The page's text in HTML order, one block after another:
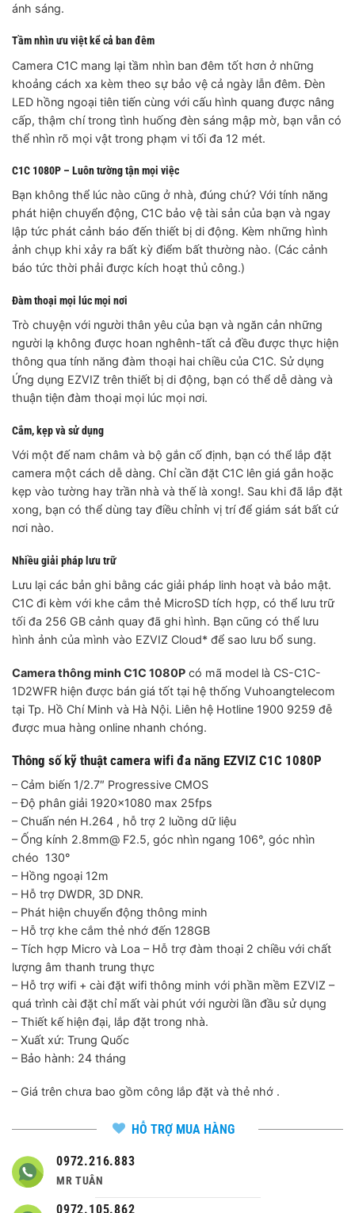
ánh sáng.
Tầm nhìn ưu việt kể cả ban đêm
Camera C1C mang lại tầm nhìn ban đêm tốt hơn ở những
khoảng cách xa kèm theo sự bảo vệ cả ngày lẫn đêm. Đèn
LED hồng ngoại tiên tiến cùng với cấu hình quang được nâng
cấp, thậm chí trong tình huống đèn sáng mập mờ, bạn vẫn có
thể nhìn rõ mọi vật trong phạm vi tối đa 12 mét.
C1C 1080P – Luôn tường tận mọi việc
Bạn không thể lúc nào cũng ở nhà, đúng chứ? Với tính năng
phát hiện chuyển động, C1C bảo vệ tài sản của bạn và ngay
lập tức phát cảnh báo đến thiết bị di động. Kèm những hình
ảnh chụp khi xảy ra bất kỳ điểm bất thường nào. (Các cảnh
báo tức thời phải được kích hoạt thủ công.)
Đàm thoại mọi lúc mọi nơi
Trò chuyện với người thân yêu của bạn và ngăn cản những
người lạ không được hoan nghênh-tất cả đều được thực hiện
thông qua tính năng đàm thoại hai chiều của C1C. Sử dụng
Ứng dụng EZVIZ trên thiết bị di động, bạn có thể dễ dàng và
thuận tiện đàm thoại mọi lúc mọi nơi.
Cắm, kẹp và sử dụng
Với một đế nam châm và bộ gắn cố định, bạn có thể lắp đặt
camera một cách dễ dàng. Chỉ cần đặt C1C lên giá gắn hoặc
kẹp vào tường hay trần nhà và thế là xong!. Sau khi đã lắp đặt
xong, bạn có thể dùng tay điều chỉnh vị trí để giám sát bất cứ
nơi nào.
Nhiều giải pháp lưu trữ
Lưu lại các bản ghi bằng các giải pháp linh hoạt và bảo mật.
C1C đi kèm với khe cắm thẻ MicroSD tích hợp, có thể lưu trữ
tối đa 256 GB cảnh quay đã ghi hình. Bạn cũng có thể lưu
hình ảnh của mình vào EZVIZ Cloud* để sao lưu bổ sung.
Camera thông minh C1C 1080P có mã model là CS-C1C-
1D2WFR hiện được bán giá tốt tại hệ thống Vuhoangtelecom
tại Tp. Hồ Chí Minh và Hà Nội. Liên hệ Hotline 1900 9259 đễ
được mua hàng online nhanh chóng.
Thông số kỹ thuật camera wifi đa năng EZVIZ C1C 1080P
– Cảm biến 1/2.7″ Progressive CMOS
– Độ phân giải 1920×1080 max 25fps
– Chuấn nén H.264 , hỗ trợ 2 luồng dữ liệu
– Ống kính 2.8mm@ F2.5, góc nhìn ngang 106°, góc nhìn
chéo 130°
– Hồng ngoại 12m
– Hỗ trợ DWDR, 3D DNR.
– Phát hiện chuyển động thông minh
– Hỗ trợ khe cắm thẻ nhớ đến 128GB
– Tích hợp Micro và Loa – Hỗ trợ đàm thoại 2 chiều với chất
lượng âm thanh trung thực
– Hỗ trợ wifi + cài đặt wifi thông minh với phần mềm EZVIZ –
quá trình cài đặt chỉ mất vài phút với người lần đầu sử dụng
– Thiết kế hiện đại, lắp đặt trong nhà.
– Xuất xứ: Trung Quốc
– Bảo hành: 24 tháng
– Giá trên chưa bao gồm công lắp đặt và thẻ nhớ .
HỖ TRỢ MUA HÀNG
0972.216.883
MR TUÂN
0972.105.862